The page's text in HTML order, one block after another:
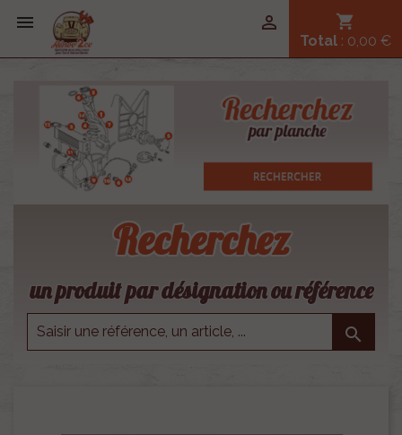
 shopping_cart
Total : 0,00 €

Recherchez
un produit par désignation ou référence
